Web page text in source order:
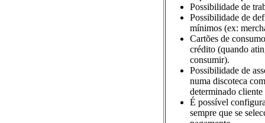
Possibilidade de
Possibilidade de
mínimos (ex:
Cartões de
crédito (quando
consumir).
Possibilidade de
numa discoteca
determinado cliente
É possível
sempre que se